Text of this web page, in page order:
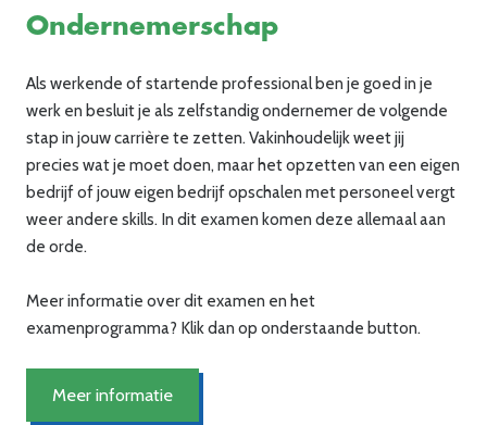
Ondernemerschap
Als werkende of startende professional ben je goed in je
werk en besluit je als zelfstandig ondernemer de volgende
stap in jouw carrière te zetten. Vakinhoudelijk weet jij
precies wat je moet doen, maar het opzetten van een eigen
bedrijf of jouw eigen bedrijf opschalen met personeel vergt
weer andere skills. In dit examen komen deze allemaal aan
de orde.
Meer informatie over dit examen en het
examenprogramma? Klik dan op onderstaande button.
Meer informatie